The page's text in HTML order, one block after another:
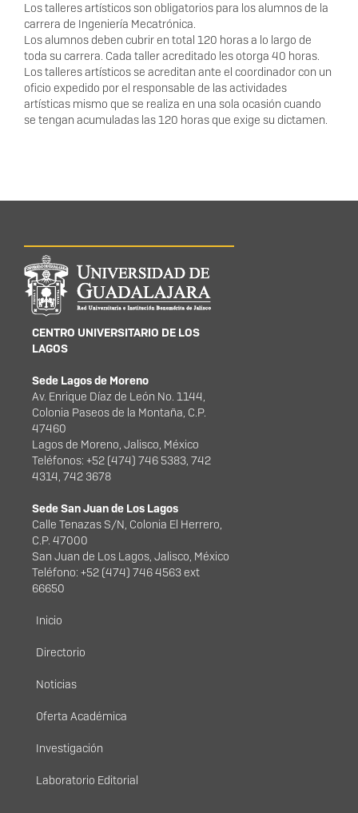
Los talleres artísticos son obligatorios para los alumnos de la
carrera de Ingeniería Mecatrónica.
Los alumnos deben cubrir en total 120 horas a lo largo de
toda su carrera. Cada taller acreditado les otorga 40 horas.
Los talleres artísticos se acreditan ante el coordinador con un
oficio expedido por el responsable de las actividades
artísticas mismo que se realiza en una sola ocasión cuando
se tengan acumuladas las 120 horas que exige su dictamen.
Información del
portal
CENTRO UNIVERSITARIO DE LOS
LAGOS
Sede Lagos de Moreno
Av. Enrique Díaz de León No. 1144,
Colonia Paseos de la Montaña, C.P.
47460
Lagos de Moreno, Jalisco, México
Teléfonos: +52 (474) 746 5383, 742
4314, 742 3678
Sede San Juan de Los Lagos
Calle Tenazas S/N, Colonia El Herrero,
C.P. 47000
San Juan de Los Lagos, Jalisco, México
Teléfono: +52 (474) 746 4563 ext
66650
Menú principal
Inicio
Directorio
Noticias
Oferta Académica
Investigación
Laboratorio Editorial